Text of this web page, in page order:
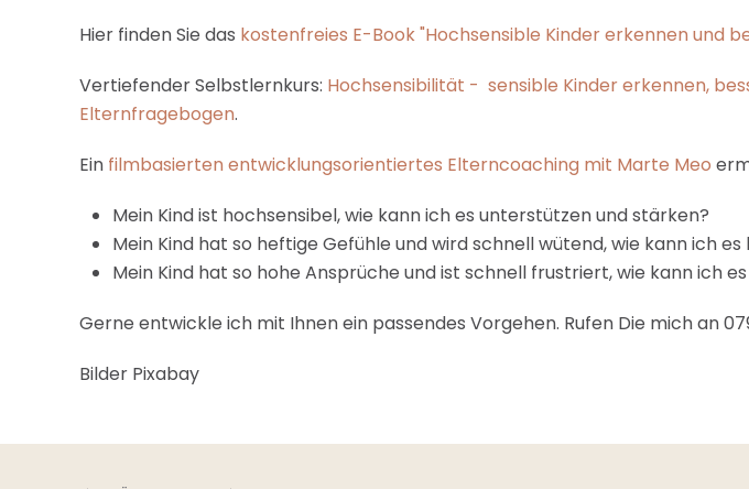
Hier finden Sie das kostenfreies E-Book "Hochsensible Kinder erkennen und
Vertiefender Selbstlernkurs: Hochsensibilität - sensible Kinder erkennen,
Elternfragebogen.
Ein filmbasierten entwicklungsorientiertes Elterncoaching mit Marte Meo
Mein Kind ist hochsensibel, wie kann ich es unterstützen und stärken?
Mein Kind hat so heftige Gefühle und wird schnell wütend, wie kann ich
Mein Kind hat so hohe Ansprüche und ist schnell frustriert, wie kann ich
Gerne entwickle ich mit Ihnen ein passendes Vorgehen. Rufen Die mich an
Bilder Pixabay